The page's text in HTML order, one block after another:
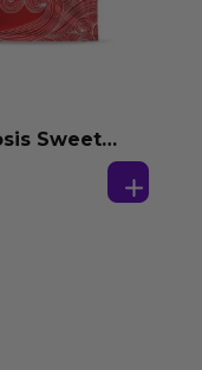
Sweet
4 ml